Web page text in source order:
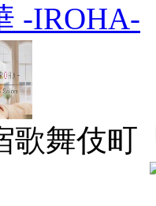
-IROHA-
歌舞伎町